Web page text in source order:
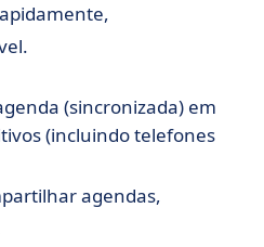
(sincronizada) em
(incluindo telefones
agendas,